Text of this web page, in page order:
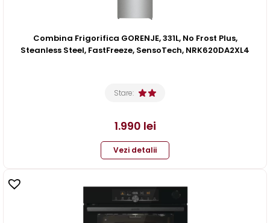
Combina Frigorifica GORENJE, 331L, No Frost Plus,
Steanless Steel, FastFreeze, SensoTech, NRK620DA2XL4
Stare:
1.990 lei
Vezi detalii